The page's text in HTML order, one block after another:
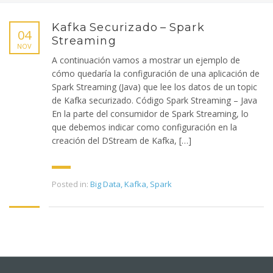
04
NOV
Kafka Securizado – Spark
Streaming
A continuación vamos a mostrar un ejemplo de
cómo quedaría la configuración de una aplicación de
Spark Streaming (Java) que lee los datos de un topic
de Kafka securizado. Código Spark Streaming – Java
En la parte del consumidor de Spark Streaming, lo
que debemos indicar como configuración en la
creación del DStream de Kafka, […]
Posted in: Big Data,Kafka, Spark